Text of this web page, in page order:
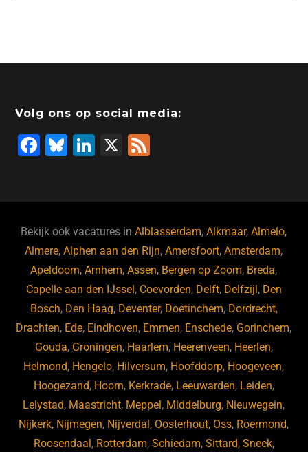
Volg ons op social media:
F
b
o
o
k
Bl
ky
Li
dI
n
X
Bekijk ook vacatures inAlblasserdam,Alkmaar,Almelo,
Almere,Alphen aan den Rijn,Amersfoort,Amsterdam,
Apeldoorn,Arnhem,Assen, Bergen op Zoom, Breda,
Capelle aan den IJssel , Coevorden, Delft, Delfzijl , Den
Bosch, Den Haag, Deventer, Doetinchem, Dordrecht,
Drachten, Ede, Eindhoven, Emmen, Enschede, Gorinchem,
Gouda, Groningen, Haarlem, Heerenveen, Heerlen,
Helmond, Hengelo, Hilversum, Hoofddorp, Hoogeveen,
Hoogezand, Hoorn, Kerkrade, Leeuwarden, Leiden,
Lelystad, Maastricht, Meppel , Middelburg, Nieuwegein,
Nijkerk, Nijmegen, Nijverdal , Oosterhout, Oss, Roermond,
Roosendaal , Rotterdam, Schiedam, Sittard, Sneek,